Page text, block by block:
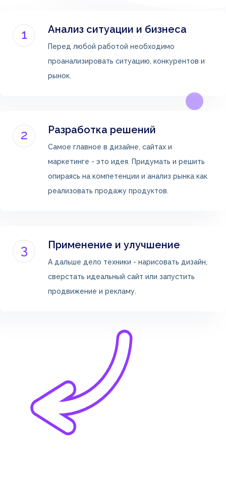
1 Анализ ситуации и бизнеса
Перед любой работой необходимо
проанализировать ситуацию, конкурентов и
рынок.
2 Разработка решений
Самое главное в дизайне, сайтах и
маркетинге - это идея. Придумать и решить
опираясь на компетенции и анализ рынка как
реализовать продажу продуктов.
3 Применение и улучшение
А дальше дело техники - нарисовать дизайн,
сверстать идеальный сайт или запустить
продвижение и рекламу.